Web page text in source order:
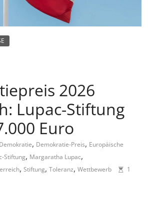
2026
Lupac-Stiftung
Euro
Demokratie, Demokratie-Preis, Europäische
Stiftung, Margaratha Lupac,
,Stiftung,Toleranz,Wettbewerb
1